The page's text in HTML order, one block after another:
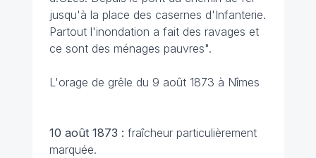
jusqu'à la place des casernes d'Infanterie.
Partout l'inondation a fait des ravages et
ce sont des ménages pauvres".
L'orage de grêle du 9 août 1873 à Nîmes
10 août 1873 : fraîcheur particulièrement
marquée.